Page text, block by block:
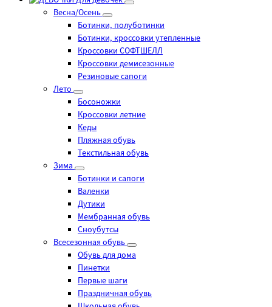
Весна/Осень
Ботинки, полуботинки
Ботинки, кроссовки утепленные
Кроссовки СОФТШЕЛЛ
Кроссовки демисезонные
Резиновые сапоги
Лето
Босоножки
Кроссовки летние
Кеды
Пляжная обувь
Текстильная обувь
Зима
Ботинки и сапоги
Валенки
Дутики
Мембранная обувь
Сноубутсы
Всесезонная обувь
Обувь для дома
Пинетки
Первые шаги
Праздничная обувь